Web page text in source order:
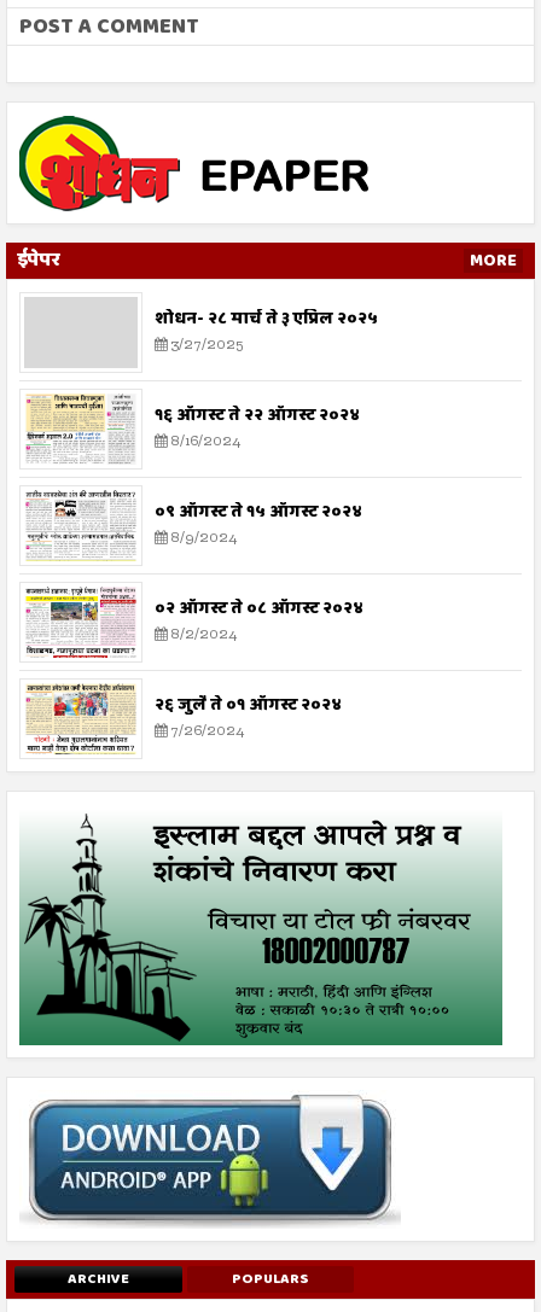
POST A COMMENT
ईपेपर MORE
शोधन- २८ मार्च ते ३ एप्रिल २०२५
3/27/2025
१६ ऑगस्ट ते २२ ऑगस्ट २०२४
8/16/2024
०९ ऑगस्ट ते १५ ऑगस्ट २०२४
8/9/2024
०२ ऑगस्ट ते ०८ ऑगस्ट २०२४
8/2/2024
२६ जुलै ते ०१ ऑगस्ट २०२४
7/26/2024
ARCHIVE POPULARS